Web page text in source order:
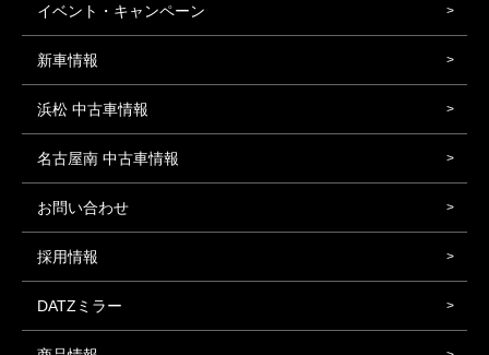
イベント・キャンペーン
新車情報
浜松 中古車情報
名古屋南 中古車情報
お問い合わせ
採用情報
DATZミラー